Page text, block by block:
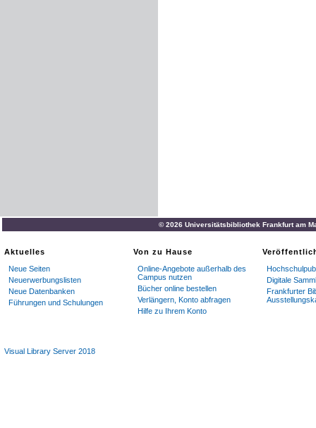
© 2026 Universitätsbibliothek Frankfurt am
Aktuelles
Neue Seiten
Neuerwerbungslisten
Neue Datenbanken
Führungen und Schulungen
Von zu Hause
Online-Angebote außerhalb des
Campus nutzen
Bücher online bestellen
Verlängern, Konto abfragen
Hilfe zu Ihrem Konto
Digitale
Frankfurter
Visual Library Server 2018